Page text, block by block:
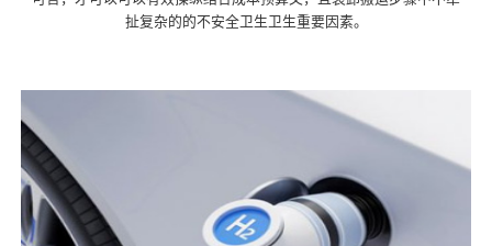
扯复杂的的不安全卫生卫生重要因素。